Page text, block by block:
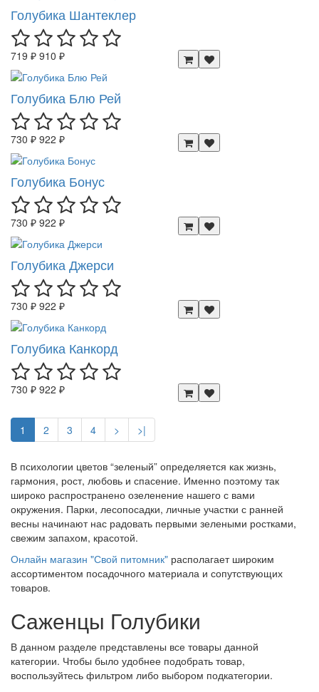
Голубика Шантеклер
719 ₽ 910 ₽
Голубика Блю Рей
730 ₽ 922 ₽
Голубика Бонус
730 ₽ 922 ₽
Голубика Джерси
730 ₽ 922 ₽
Голубика Канкорд
730 ₽ 922 ₽
1 2 3 4 > >|
В психологии цветов “зеленый” определяется как жизнь,
гармония, рост, любовь и спасение. Именно поэтому так
широко распространено озеленение нашего с вами
окружения. Парки, лесопосадки, личные участки с ранней
весны начинают нас радовать первыми зелеными ростками,
свежим запахом, красотой.
Онлайн магазин "Свой питомник" располагает широким
ассортиментом посадочного материала и сопутствующих
товаров.
Саженцы Голубики
В данном разделе представлены все товары данной
категории. Чтобы было удобнее подобрать товар,
воспользуйтесь фильтром либо выбором подкатегории.